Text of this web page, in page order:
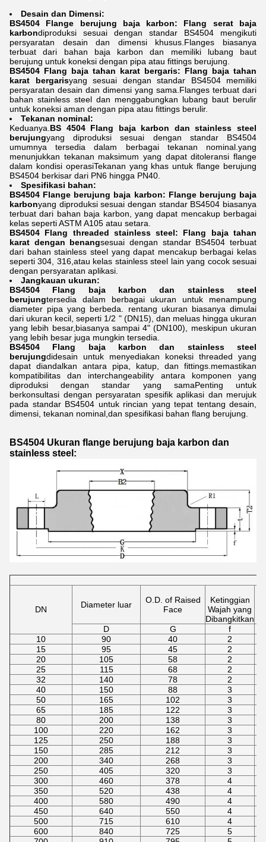
Desain dan Dimensi:
BS4504 Flange berujung baja karbon:
Flang serat baja
karbondiproduksi sesuai dengan standar BS4504 mengikuti
persyaratan desain dan dimensi khusus.Flanges biasanya
terbuat dari bahan baja karbon dan memiliki lubang baut
berujung untuk koneksi dengan pipa atau fittings berujung.
BS4504 Flang baja tahan karat bergaris: Flang baja tahan
karat bergarisyang sesuai dengan standar BS4504 memiliki
persyaratan desain dan dimensi yang sama.Flanges terbuat dari
bahan stainless steel dan menggabungkan lubang baut berulir
untuk koneksi aman dengan pipa atau fittings berulir.
Tekanan nominal:
Keduanya. BS 4504 Flang baja karbon dan stainless steel
berujungyang diproduksi sesuai dengan standar BS4504
umumnya tersedia dalam berbagai tekanan nominal.yang
menunjukkan tekanan maksimum yang dapat ditoleransi flange
dalam kondisi operasiTekanan yang khas untuk flange berujung
BS4504 berkisar dari PN6 hingga PN40.
Spesifikasi bahan:
BS4504 Flange berujung baja karbon: Flange berujung baja
karbonyang diproduksi sesuai dengan standar BS4504 biasanya
terbuat dari bahan baja karbon, yang dapat mencakup berbagai
kelas seperti ASTM A105 atau setara.
BS4504 Flang threaded stainless steel:
Flang baja tahan
karat dengan benangsesuai dengan standar BS4504 terbuat
dari bahan stainless steel yang dapat mencakup berbagai kelas
seperti 304, 316,atau kelas stainless steel lain yang cocok sesuai
dengan persyaratan aplikasi.
Jangkauan ukuran:
BS4504 Flang baja karbon dan stainless steel
berujungtersedia dalam berbagai ukuran untuk menampung
diameter pipa yang berbeda. rentang ukuran biasanya dimulai
dari ukuran kecil, seperti 1/2 " (DN15), dan meluas hingga ukuran
yang lebih besar,biasanya sampai 4" (DN100), meskipun ukuran
yang lebih besar juga mungkin tersedia.
BS4504 Flang baja karbon dan stainless steel
berujungdidesain untuk menyediakan koneksi threaded yang
dapat diandalkan antara pipa, katup, dan fittings.memastikan
kompatibilitas dan interchangeability antara komponen yang
diproduksi dengan standar yang samaPenting untuk
berkonsultasi dengan persyaratan spesifik aplikasi dan merujuk
pada standar BS4504 untuk rincian yang tepat tentang desain,
dimensi, tekanan nominal,dan spesifikasi bahan flang berujung.
BS4504 Ukuran flange berujung baja karbon dan
stainless steel:
DN Diameter luar
O.D. of Raised
Face
Ketinggian
Wajah yang
Dibangkitkan
D
G
f
10
90 40
2
15
95 45
2
20
105 58
2
25
115 68
2
32
140 78
2
40
150 88
3
50
165 102
3
65
185 122
3
80
200 138
3
100
220 162
3
125
250 188
3
150
285 212
3
200
340 268
3
250
405 320
3
300
460 378
4
350
520 438
4
400
580 490
4
450
640 550
4
500
715 610
4
600
840 725
5